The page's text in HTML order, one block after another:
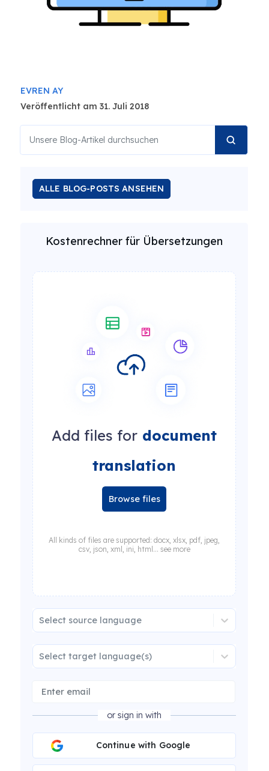
EVREN AY
Veröffentlicht am 31. Juli 2018
ALLE BLOG-POSTS ANSEHEN
Kostenrechner für Übersetzungen
Add files for document
translation
Browse files
All kinds of files are supported: docx, xlsx, pdf, jpeg,
csv, json, xml, ini, html... see more
Select source language
Select target language(s)
or sign in with
Continue with Google